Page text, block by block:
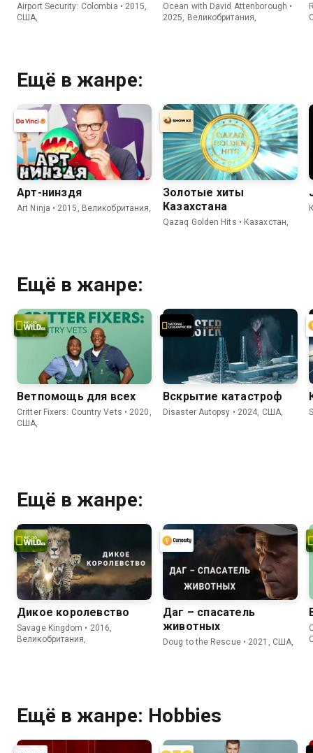
Airport Security: Colombia • 2015,
США,
Ocean with David Attenborough •
2025, Великобритания,
Ещё в жанре:
Арт-нинздя
Art Ninja • 2015, Великобритания,
Золотые хиты
Казахстана
Qazaq Golden Hits • Казахстан,
Ещё в жанре:
Ветпомощь для всех
Critter Fixers: Country Vets • 2020,
США,
Вскрытие катастроф
Disaster Autopsy • 2024, США,
Ещё в жанре:
Дикое королевство
Savage Kingdom • 2016,
Великобритания,
Даг – спасатель
животных
Doug to the Rescue • 2021, США,
Ещё в жанре: Hobbies